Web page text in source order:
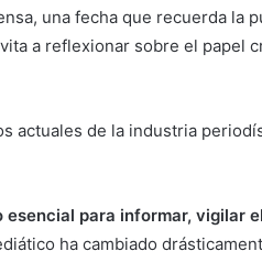
una fecha que recuerda la
a reflexionar sobre el papel
actuales de la industria
esencial para informar, vigilar
ha cambiado